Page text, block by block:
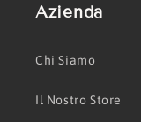
Azienda
Chi Siamo
Il Nostro Store